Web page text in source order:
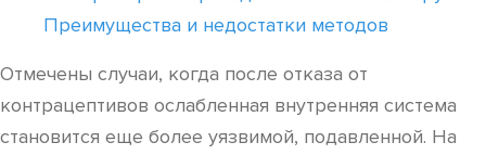
Преимущества и недостатки методов
Отмечены случаи, когда после отказа от
контрацептивов ослабленная внутренняя система
становится еще более уязвимой, подавленной. На